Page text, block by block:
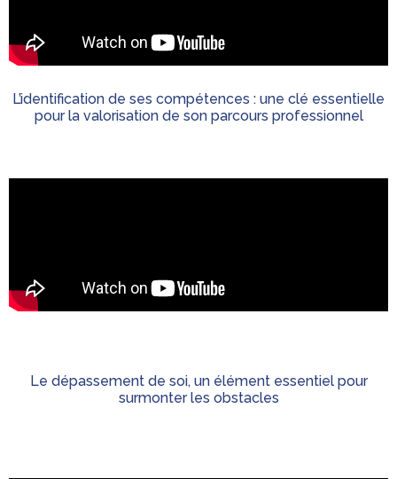
L’identification de ses compétences : une clé essentielle
pour la valorisation de son parcours professionnel
Le dépassement de soi, un élément essentiel pour
surmonter les obstacles